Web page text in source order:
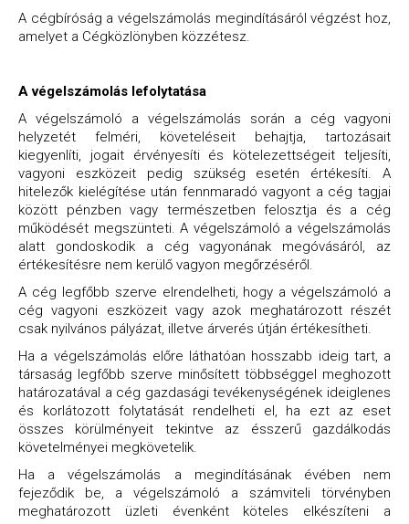
A cégbíróság a végelszámolás megindításáról végzést hoz,
amelyet a Cégközlönyben közzétesz.
A végelszámolás lefolytatása
A végelszámoló a végelszámolás során a cég vagyoni
helyzetét felméri, követeléseit behajtja, tartozásait
kiegyenlíti, jogait érvényesíti és kötelezettségeit teljesíti,
vagyoni eszközeit pedig szükség esetén értékesíti. A
hitelezők kielégítése után fennmaradó vagyont a cég tagjai
között pénzben vagy természetben felosztja és a cég
működését megszünteti.A végelszámoló a végelszámolás
alatt gondoskodik a cég vagyonának megóvásáról, az
értékesítésre nem kerülő vagyon megőrzéséről.
A cég legfőbb szerve elrendelheti, hogy a végelszámoló a
cég vagyoni eszközeit vagy azok meghatározott részét
csak nyilvános pályázat, illetve árverés útján értékesítheti.
Ha a végelszámolás előre láthatóan hosszabb ideig tart, a
társaság legfőbb szerve minősített többséggel meghozott
határozatával a cég gazdasági tevékenységének ideiglenes
és korlátozott folytatását rendelheti el, ha ezt az eset
összes körülményeit tekintve az ésszerű gazdálkodás
követelményei megkövetelik.
Ha a végelszámolás a megindításának évében nem
fejeződik be, a végelszámoló a számviteli törvényben
meghatározott üzleti évenként köteles elkészíteni a